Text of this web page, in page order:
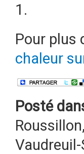
1.
Pour plus
chaleur
Posté
Roussillon,